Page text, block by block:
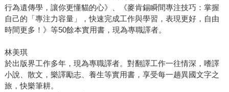
行為遺傳學，讓你更懂貓的心》、《麥肯錫瞬間專注技巧：掌握
自己的「專注力容量」，快速完成工作與學習，表現更好，自由
時間更多！》等50餘本實用書，現為專職譯者。
林美琪
於出版界工作多年，現為專職譯者。對翻譯工作一往情深，嗜譯
小說、散文，樂譯勵志、養生等實用書，享受每一趟異國文字之
旅，快樂筆耕。